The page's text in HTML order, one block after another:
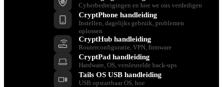
Cyberbedreigingen en hoe we ons verdedigen
CryptPhone handleiding
Instellen, dagelijks gebruik, problemen
oplossen
CryptHub handleiding
Routerconfiguratie, VPN, firmware
CryptPad handleiding
Hardware, OS, versleutelde back-ups
Tails OS USB handleiding
USB opstartbaar OS, hoe